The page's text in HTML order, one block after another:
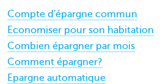
Compte d'épargne commun
Economiser pour son habitation
Combien épargner par mois
Comment épargner?
Epargne automatique